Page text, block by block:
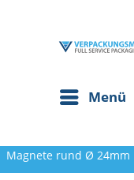
Menü
Magnete rund Ø 24mm